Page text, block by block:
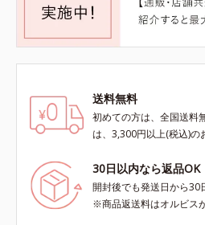
送料無料
初めての方は、全国送料
は、3,300円以上(税込)の
30日以内なら返品OK
開封後でも発送日から30
※商品返送料はオルビス